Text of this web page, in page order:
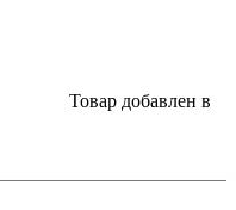
Товар добавлен в